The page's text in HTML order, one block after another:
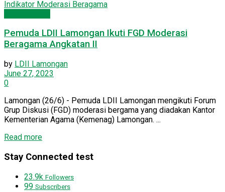
Pemuda LDII Lamongan Ikuti FGD Moderasi
Beragama Angkatan II
by LDII Lamongan
June 27, 2023
0
Lamongan (26/6) - Pemuda LDII Lamongan mengikuti Forum
Grup Diskusi (FGD) moderasi bergama yang diadakan Kantor
Kementerian Agama (Kemenag) Lamongan. ...
Read more
Stay Connected test
23.9k Followers
99 Subscribers